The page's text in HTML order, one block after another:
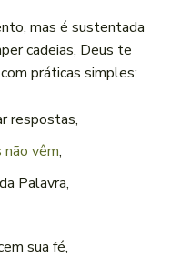
mas é sustentada
cadeias, Deus te
práticas simples:
respostas,
não vêm,
Palavra,
sua fé,